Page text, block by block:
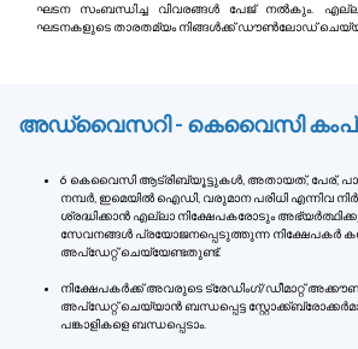
ഘടന സംബന്ധിച്ച വിവരങ്ങൾ പേജ് നൽകും.
ഘടനകളുടെ താരതമ്യം നിങ്ങൾക്ക് ഡൗൺലോഡ്
അഡ്വൈസറി - കെവൈസി
6 കെ‌വൈ‌സി ആട്രിബ്യൂട്ടുകൾ, അതായത്, പേര്,
നമ്പർ, ഇമെയിൽ ഐഡി, വരുമാന പരിധി എന്നിവ
ശ്രദ്ധിക്കാൻ എല്ലാ നിക്ഷേപകരോടും
സേവനങ്ങൾ പ്രയോജനപ്പെടുത്തുന്ന നിക്ഷേപകർ
അപ്ഡേറ്റ് ചെയ്യേണ്ടതുണ്ട്.
നിക്ഷേപകർക്ക് അവരുടെ ട്രേഡിംഗ്/ഡീമാറ്റ്
അപ്‌ഡേറ്റ് ചെയ്യാൻ ബന്ധപ്പെട്ട
പങ്കാളികളെ ബന്ധപ്പെടാം.